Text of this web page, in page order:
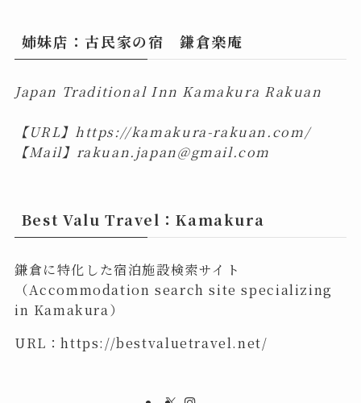
姉妹店：古民家の宿 鎌倉楽庵
Japan Traditional Inn Kamakura Rakuan
【URL】 https://kamakura-rakuan.com/
【Mail】 rakuan.japan@gmail.com
Best Valu Travel：Kamakura
鎌倉に特化した宿泊施設検索サイト
（Accommodation search site specializing
in Kamakura）
URL：https://bestvaluetravel.net/